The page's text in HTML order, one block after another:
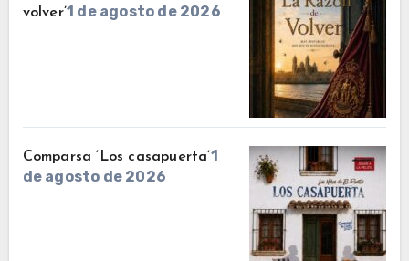
volver’1 de agosto de 2026
Comparsa ‘Los casapuerta’1
de agosto de 2026